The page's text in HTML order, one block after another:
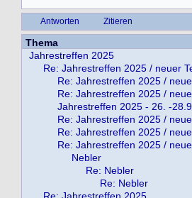
Antworten Zitieren
Thema
Jahrestreffen 2025
Re: Jahrestreffen 2025 / neuer
Re: Jahrestreffen 2025 /
Re: Jahrestreffen 2025 /
Jahrestreffen 2025 - 26. -
Re: Jahrestreffen 2025 /
Re: Jahrestreffen 2025 /
Re: Jahrestreffen 2025 /
Nebler
Re: Nebler
Re: Nebler